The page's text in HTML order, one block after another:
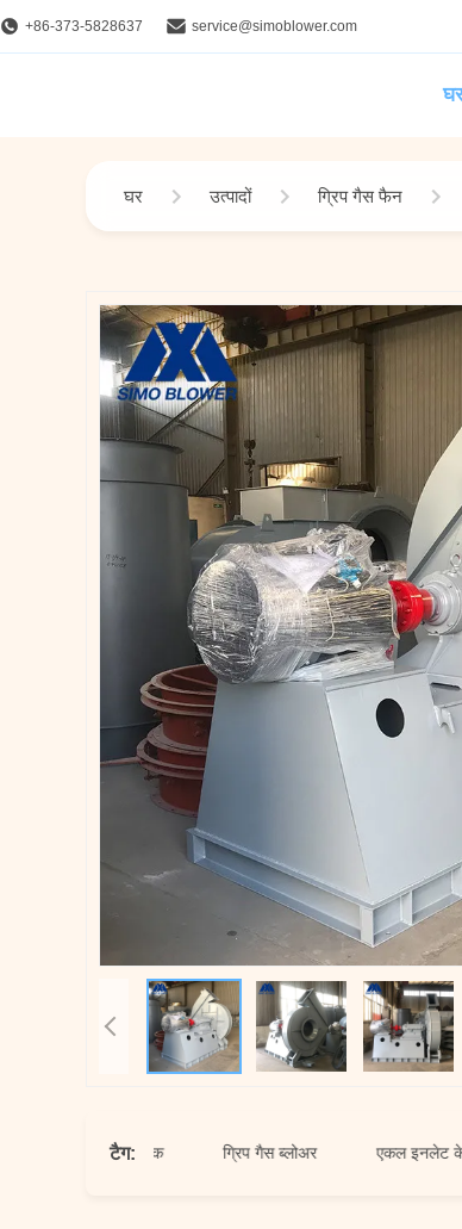
+86-373-5828637 service@simoblower.com
घर
घर उत्पादों ग्रिप गैस फैन
टैग: ग्रिप गैस ब्लोअर एकल इनलेट